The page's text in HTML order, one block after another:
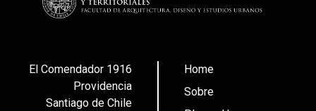
El Comendador 1916
Providencia
Santiago de Chile
Home
Sobre